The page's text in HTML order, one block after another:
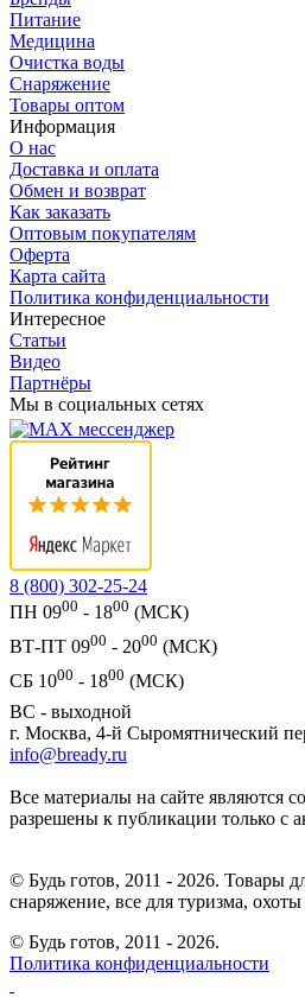
Питание
Медицина
Очистка воды
Снаряжение
Товары оптом
Информация
О нас
Доставка и оплата
Обмен и возврат
Как заказать
Оптовым покупателям
Оферта
Карта сайта
Политика конфиденциальности
Интересное
Статьи
Видео
Партнёры
Мы в социальных сетях
8 (800) 302-25-24
ПН 0900 - 1800 (МСК)
ВТ-ПТ 0900 - 2000 (МСК)
СБ 1000 - 1800 (МСК)
ВС - выходной
г. Москва, 4-й Сыромятнический
info@bready.ru
Все материалы на сайте являются
разрешены к публикации только с
© Будь готов, 2011 - 2026. Товары
снаряжение, все для туризма,
© Будь готов, 2011 - 2026.
Политика конфиденциальности